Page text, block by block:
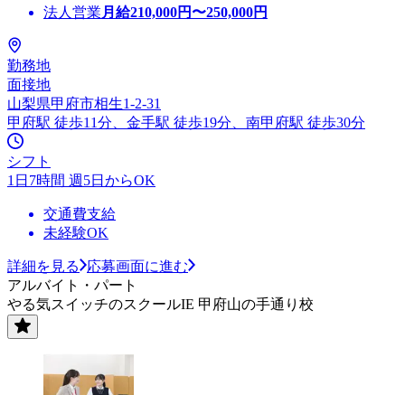
法人営業 月給210,000円〜250,000円
勤務地
面接地
山梨県甲府市相生1-2-31
甲府駅 徒歩11分、金手駅 徒歩19分、南甲府駅 徒歩30分
シフト
1日7時間 週5日からOK
交通費支給
未経験OK
詳細を見る
応募画面に進む
アルバイト・パート
やる気スイッチのスクールIE 甲府山の手通り校